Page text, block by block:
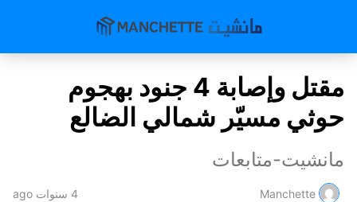
مقتل وإصابة 4 جنود بهجوم
حوثي مسيّر شمالي الضالع
مانشيت-متابعات
Manchette 4 سنوات ago